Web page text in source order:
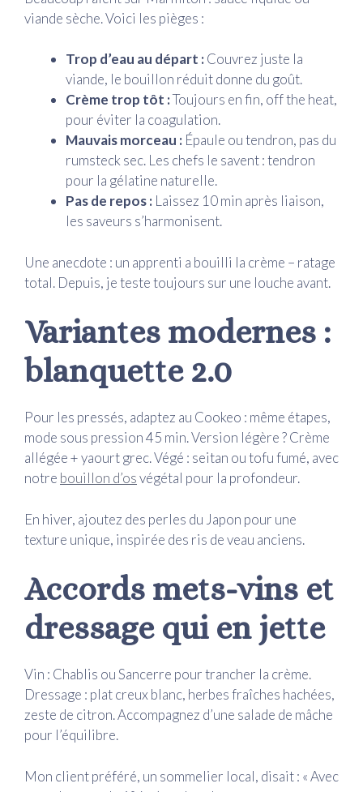
viande sèche. Voici les pièges :
Trop d’eau au départ :Couvrez juste la
viande, le bouillon réduit donne du goût.
Crème trop tôt :Toujours en fin, off the heat,
pour éviter la coagulation.
Mauvais morceau : Épaule ou tendron, pas du
rumsteck sec. Les chefs le savent : tendron
pour la gélatine naturelle.
Pas de repos : Laissez 10 min après liaison,
les saveurs s’harmonisent.
Une anecdote : un apprenti a bouilli la crème – ratage
total. Depuis, je teste toujours sur une louche avant.
Variantes modernes :
blanquette 2.0
Pour les pressés, adaptez au Cookeo : même étapes,
mode sous pression 45 min. Version légère ? Crème
allégée + yaourt grec. Végé : seitan ou tofu fumé, avec
notre bouillon d’osvégétal pour la profondeur.
En hiver, ajoutez des perles du Japon pour une
texture unique, inspirée des ris de veau anciens.
Accords mets-vins et
dressage qui en jette
Vin : Chablis ou Sancerre pour trancher la crème.
Dressage : plat creux blanc, herbes fraîches hachées,
zeste de citron. Accompagnez d’une salade de mâche
pour l’équilibre.
Mon client préféré, un sommelier local, disait : « Avec